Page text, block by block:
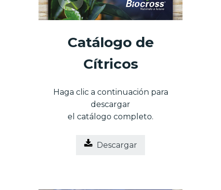
Catálogo de
Cítricos
Haga clic a continuación para
descargar
el catálogo completo.
Descargar